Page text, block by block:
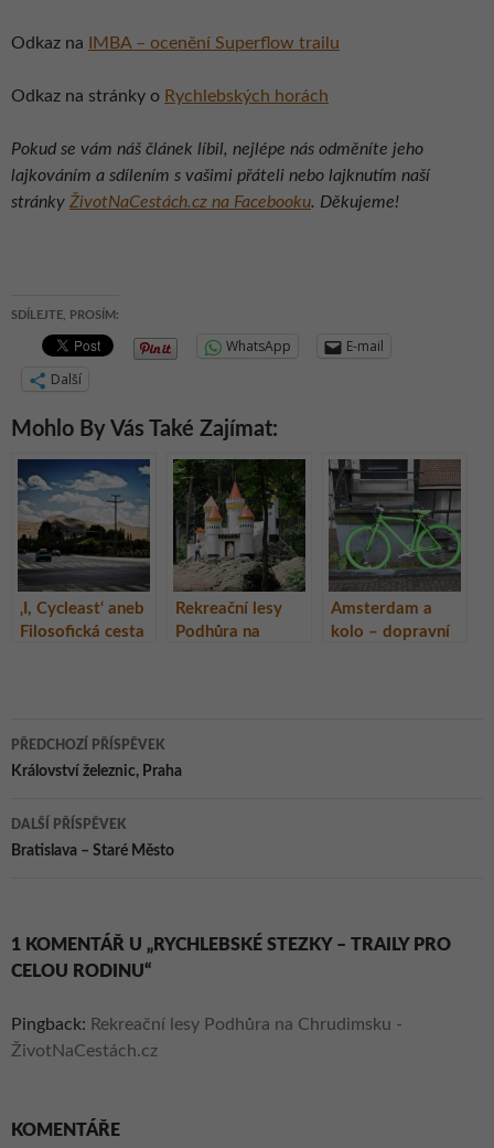
Odkaz na IMBA – ocenění Superflow trailu
Odkaz na stránky o Rychlebských horách
Pokud se vám náš článek líbil, nejlépe nás odměníte jeho
lajkováním a sdílením s vašimi přáteli nebo lajknutím naší
stránky ŽivotNaCestách.cz na Facebooku. Děkujeme!
SDÍLEJTE, PROSÍM:
WhatsApp
E-mail
Další
Mohlo By Vás Také Zajímat:
‚I, Cycleast‘ aneb
Filosofická cesta
Rekreační lesy
Podhůra na
Amsterdam a
kolo – dopravní
Navigace
pro
příspěvky
PŘEDCHOZÍ PŘÍSPĚVEK
Království železnic, Praha
DALŠÍ PŘÍSPĚVEK
Bratislava – Staré Město
1 KOMENTÁŘ U „RYCHLEBSKÉ STEZKY – TRAILY PRO
CELOU RODINU“
Pingback: Rekreační lesy Podhůra na Chrudimsku -
ŽivotNaCestách.cz
KOMENTÁŘE